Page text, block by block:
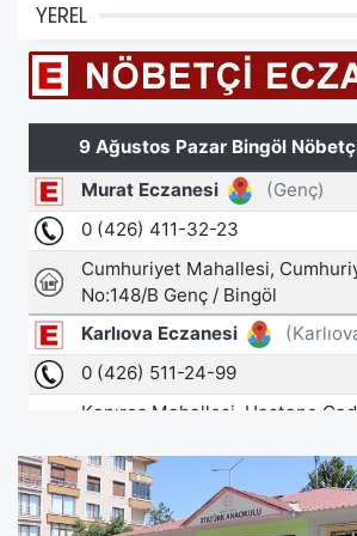
YEREL